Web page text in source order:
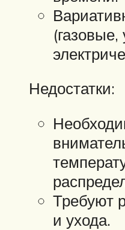
(газовые,
Недостатки:
Требуют
и ухода.